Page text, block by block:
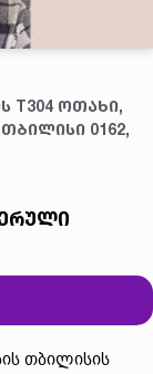
T304 ოთახი,
0162,
თბილისის